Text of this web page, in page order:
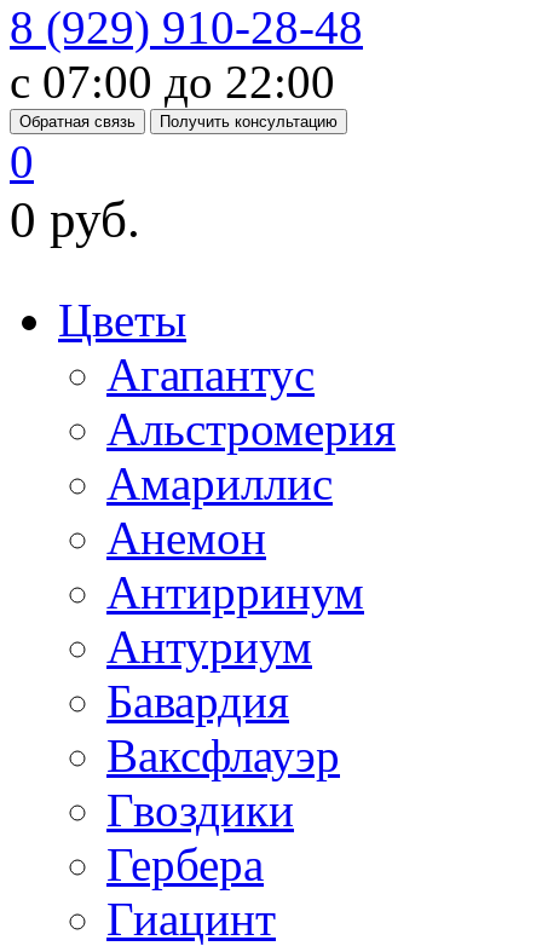
8 (929) 910-28-48
с 07:00 до 22:00
Обратная связь Получить консультацию
0
0 руб.
Цветы
Агапантус
Альстромерия
Амариллис
Анемон
Антирринум
Антуриум
Бавардия
Ваксфлауэр
Гвоздики
Гербера
Гиацинт